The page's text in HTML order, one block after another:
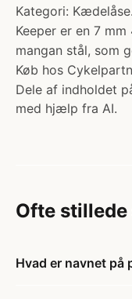
Kategori:
Keeper er en 7
mangan stål, som
Køb hos
Dele af indholdet
med hjælp fra AI.
Ofte stillede
Hvad er navnet på